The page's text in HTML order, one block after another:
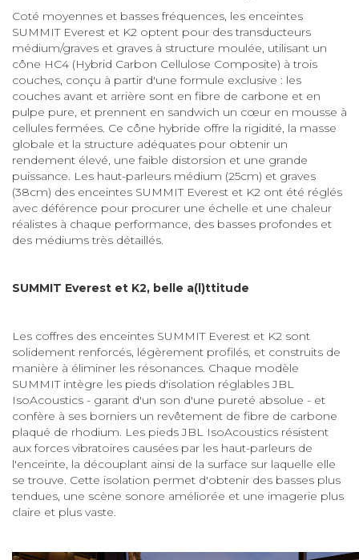
Coté moyennes et basses fréquences, les enceintes
SUMMIT Everest et K2 optent pour des transducteurs
médium/graves et graves à structure moulée, utilisant un
cône HC4 (Hybrid Carbon Cellulose Composite) à trois
couches, conçu à partir d'une formule exclusive : les
couches avant et arrière sont en fibre de carbone et en
pulpe pure, et prennent en sandwich un cœur en mousse à
cellules fermées. Ce cône hybride offre la rigidité, la masse
globale et la structure adéquates pour obtenir un
rendement élevé, une faible distorsion et une grande
puissance. Les haut-parleurs médium (25cm) et graves
(38cm) des enceintes SUMMIT Everest et K2 ont été réglés
avec déférence pour procurer une échelle et une chaleur
réalistes à chaque performance, des basses profondes et
des médiums très détaillés.
SUMMIT Everest et K2, belle a(l)ttitude
Les coffres des enceintes SUMMIT Everest et K2 sont
solidement renforcés, légèrement profilés, et construits de
manière à éliminer les résonances. Chaque modèle
SUMMIT intègre les pieds d'isolation réglables JBL
IsoAcoustics - garant d'un son d'une pureté absolue - et
confère à ses borniers un revêtement de fibre de carbone
plaqué de rhodium. Les pieds JBL IsoAcoustics résistent
aux forces vibratoires causées par les haut-parleurs de
l'enceinte, la découplant ainsi de la surface sur laquelle elle
se trouve. Cette isolation permet d'obtenir des basses plus
tendues, une scène sonore améliorée et une imagerie plus
claire et plus vaste.